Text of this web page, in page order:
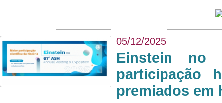
05/12/2025
Einstein no
participação
premiados em